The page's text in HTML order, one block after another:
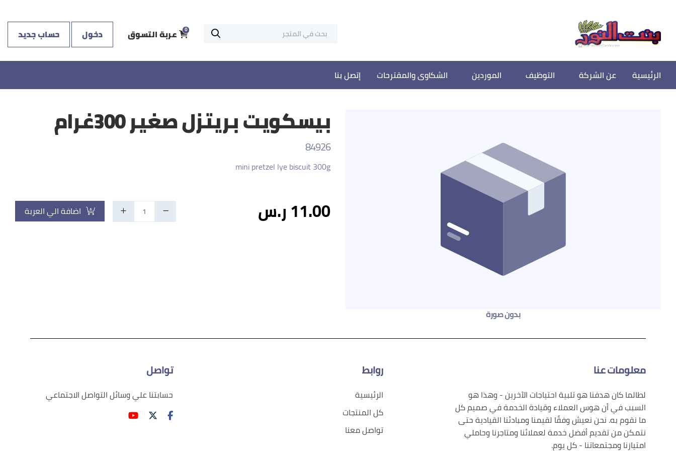
0 عربة التسوق دخول حساب جديد
الرئيسية عن الشركة التوظيف الموردين الشكاوى والمقترحات إتصل بنا
بدون صورة
بيسكويت بريتزل صغير 300غرام
84926
mini pretzel lye biscuit 300g
11.00 ر.س اضافة الي العربة
معلومات عنا
لطالما كان هدفنا هو تلبية احتياجات الآخرين - وهذا هو
السبب في أن هوس العملاء وقيادة الخدمة في صميم كل
ما نقوم به. نحن نعيش وفقًا لقيمنا ومبادئنا القيادية حتى
نتمكن من تقديم أفضل خدمة لعملائنا ومتاجرنا وحاملي
امتيازنا ومجتمعاتنا - كل يوم.
روابط
الرئيسية
كل المنتجات
تواصل معنا
تواصل
حسابتنا علي وسائل التواصل الاجتماعي